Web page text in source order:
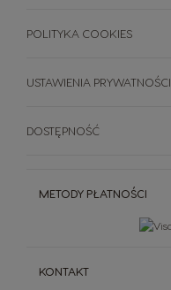
METODY PŁATNOŚCI
KONTAKT
POLITYKA COOKIES
USTAWIENIA PRYWATNOŚCI
DOSTĘPNOŚĆ